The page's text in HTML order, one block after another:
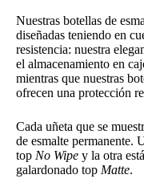
Nuestras botellas de
diseñadas teniendo en
resistencia: nuestra
el almacenamiento en
mientras que nuestras
ofrecen una protección
Cada uñeta que se
de esmalte permanente.
top No Wipe y la otra
galardonado top Matte.